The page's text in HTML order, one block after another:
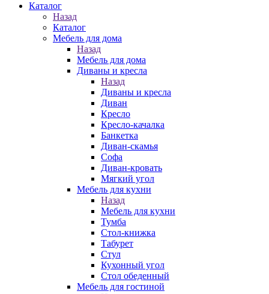
Каталог
Назад
Каталог
Мебель для дома
Назад
Мебель для дома
Диваны и кресла
Назад
Диваны и кресла
Диван
Кресло
Кресло-качалка
Банкетка
Диван-скамья
Софа
Диван-кровать
Мягкий угол
Мебель для кухни
Назад
Мебель для кухни
Тумба
Стол-книжка
Табурет
Стул
Кухонный угол
Стол обеденный
Мебель для гостиной